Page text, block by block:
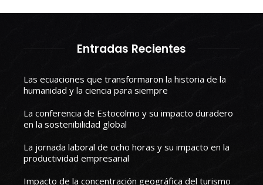
Entradas Recientes
Las ecuaciones que transformaron la historia de la
humanidad y la ciencia para siempre
La conferencia de Estocolmo y su impacto duradero
en la sostenibilidad global
La jornada laboral de ocho horas y su impacto en la
productividad empresarial
Impacto de la concentración geográfica del turismo